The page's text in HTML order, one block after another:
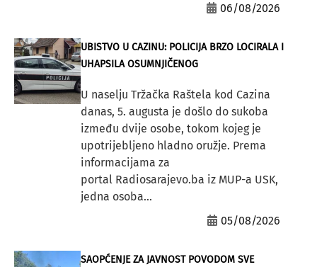
06/08/2026
UBISTVO U CAZINU: POLICIJA BRZO LOCIRALA I
UHAPSILA OSUMNJIČENOG
U naselju Tržačka Raštela kod Cazina
danas, 5. augusta je došlo do sukoba
između dvije osobe, tokom kojeg je
upotrijebljeno hladno oružje. Prema
informacijama za
portal Radiosarajevo.ba iz MUP-a USK,
jedna osoba...
05/08/2026
SAOPĆENJE ZA JAVNOST POVODOM SVE